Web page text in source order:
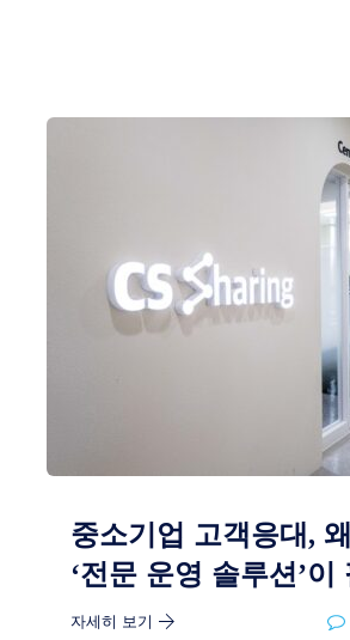
중소기업 고객응대,
‘전문 운영 솔루션’
자세히 보기